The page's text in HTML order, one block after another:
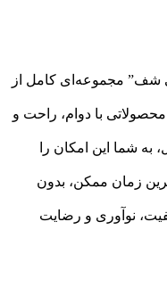
شف” مجموعه‌ای کامل از
با دوام، راحت و
شما این امکان را
زمان ممکن، بدون
نوآوری و رضایت